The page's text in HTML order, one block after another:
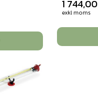
1 744,00
exkl moms